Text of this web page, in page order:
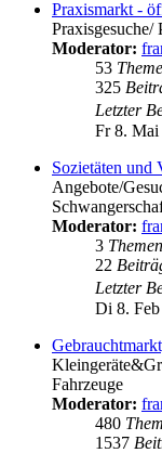
Praxismarkt -
Praxisgesuche/
Moderator:
53
325
Letzter
Fr 8. Mai
Sozietäten und
Angebote/
Moderator:
3 Themen
22
Letzter
Di 8.
Fahrzeuge
Moderator:
480
1537